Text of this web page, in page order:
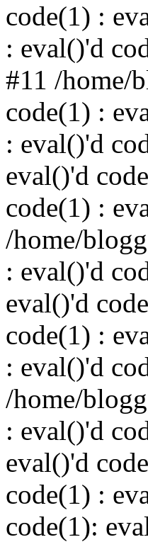
code(1) :
: eval()'d
#11 /home/
code(1) :
: eval()'d
eval()'d
code(1) :
/home/
: eval()'d
eval()'d
code(1) :
: eval()'d
/home/
: eval()'d
eval()'d
code(1) :
code(1):